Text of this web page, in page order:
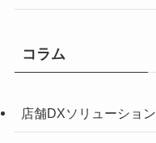
コラム
店舗DXソリューション